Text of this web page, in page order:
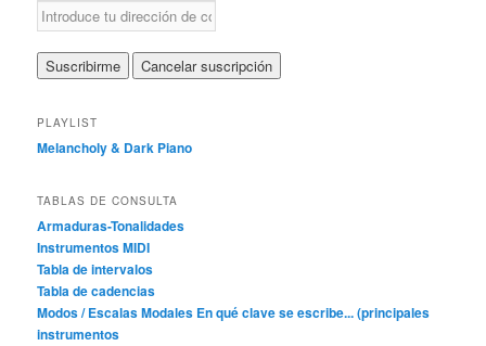
PLAYLIST
Melancholy & Dark Piano
TABLAS DE CONSULTA
Armaduras-Tonalidades
Instrumentos MIDI
Tabla de intervalos
Tabla de cadencias
Modos / Escalas Modales En qué clave se escribe... (principales
instrumentos